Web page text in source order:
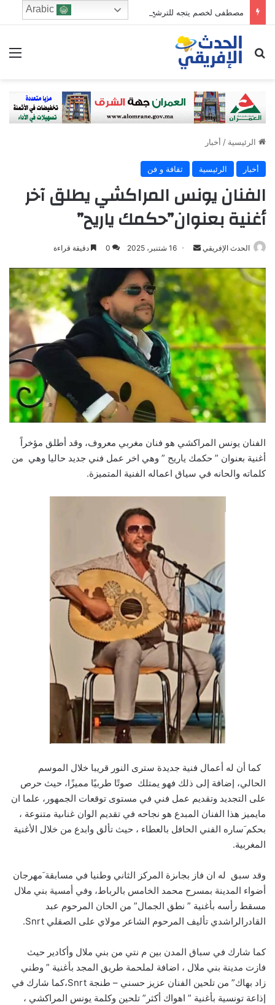
مصطفى لخصم يتجه للترشح في دائرة فاس الجنوبي
ابحث عن
الرئيسية / أخبار
أخبار الرئيسية ثقافة و فن
الفنان يونس المراكشي يطلق آخر
أغنية بعنوان”حكمك ياريح”
الحدث الإفريقي
Send
email
16 شتنبر، 2025 0 دقيقة قراءة
الفنان يونس المراكشي هو فنان مغربي معروف، وقد أطلق مؤخراً
أغنية بعنوان ” حكمك ياريح ” وهي اخر عمل فني جديد حاليا وهي من
كلماته والحانه في سياق اعماله الفنية المتميزة.
كما أن له أعمال فنية جديدة سترى النور قريبا خلال الموسم
الحالي، إضافة إلى ذلك فهو يمتلك صوتًا طربيًا مميزًا، حيث حرص
على التجديد وتقديم عمل فني في مستوى توقعات الجمهور، علما ان
مايميز هذا الفنان المبدع هو نجاحه في تقديم الوان غناىية متنوعة ،
بحكم َساره الفني الحافل بالعطاء ، حيث تألق وابدع من خلال الأغنية
المغربية.
وقد سبق له ان فاز بجاىزة المركز الثاني وطنيا في مسابقة َمهرجان
أضواء المدينة بمسرح محمد الخامس بالرباط، وفي أمسية بني ملال
مسقط رأسه بأغنية ” نطق الجمال” من الحان المرحوم عبد
القادرالراشدي تأليف المرحوم الشاعر مولاي على الصقلي Snrt.
كما شارك في سباق المدن بين م نتي من بني ملال وأكادير حيث
فازت مدينة بني ملال ، اضافة لملحمة طريق المجد بأغنية ” وطني
زاد بهاك” من تلحين الفنان عزيز حسني – طنجة Snrt،كما شارك في
إذاعة تونسية بأغنية ” اهواك أكثر” تلحين وكلمة يونس المراكشي ،
Arabic